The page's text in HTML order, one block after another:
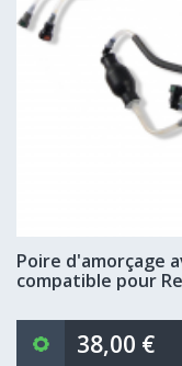
Poire d'amorçage
compatible pour
38,00 €